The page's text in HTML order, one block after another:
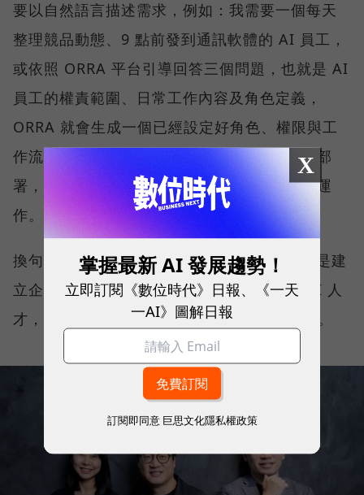
要以自然語言描述需求，例如：我需要一個每天
整理競品動態、9 點前發到通訊軟體的 AI 員工，
或依照 ORRA 平台引導回答三個問題，也就是 AI
員工的權責範圍、日常工作內容及角色定義，
ORRA 就會生成一個已經設定好角色、權限與工
作流程的 AI 員工，並於半小時內完成調校與部
署，且每位 AI 員工都能在相同的治理框架下運
作。
換句話說，ORRA 不是 Agent 開發工具，而是建
立企業 AI 團隊的平台。企業需要什麼樣的 AI 人
才，ORRA 就能快速打造符合需求的 AI 員工。
X
掌握最新 AI 發展趨勢！
立即訂閱《數位時代》日報、《一天
一AI》圖解日報
訂閱即同意 巨思文化隱私權政策